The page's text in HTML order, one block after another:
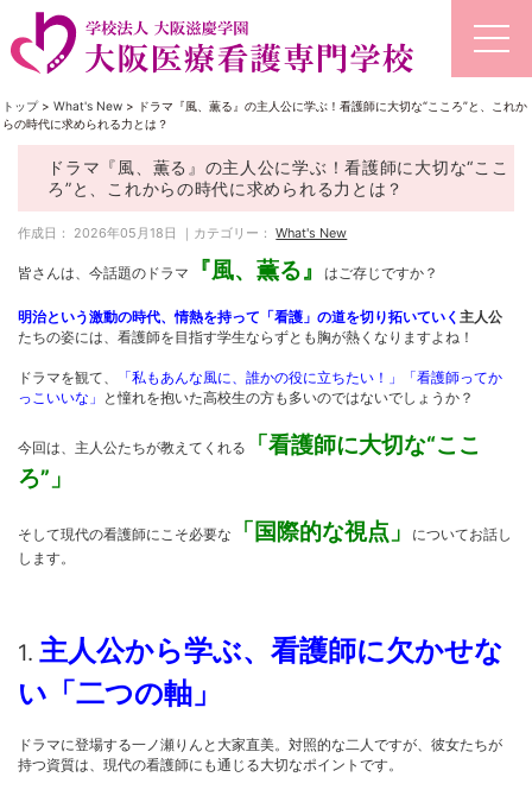
トップ>What's New > ドラマ『風、薫る』の主人公に学ぶ！看護師に大切な“こころ”と、これか
らの時代に求められる力とは？
ドラマ『風、薫る』の主人公に学ぶ！看護師に大切な“ここ
ろ”と、これからの時代に求められる力とは？
作成日： 2026年05月18日 ｜カテゴリー：What's New
皆さんは、今話題のドラマ 『風、薫る』はご存じですか？
明治という激動の時代、情熱を持って「看護」の道を切り拓いていく主人公
たちの姿には、看護師を目指す学生ならずとも胸が熱くなりますよね！
ドラマを観て、
「私もあんな風に、誰かの役に立ちたい！」「看護師ってか
っこいいな」
と憧れを抱いた高校生の方も多いのではないでしょうか？
今回は、主人公たちが教えてくれる
「看護師に大切な“ここ
ろ”」
そして現代の看護師にこそ必要な 「国際的な視点」
についてお話し
します。
1.主人公から学ぶ、看護師に欠かせな
い「二つの軸」
ドラマに登場する一ノ瀬りんと大家直美。対照的な二人ですが、彼女たちが
持つ資質は、現代の看護師にも通じる大切なポイントです。